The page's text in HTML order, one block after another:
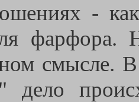
-
фарфора.
смысле.
дело